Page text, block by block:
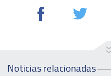
Noticias relacionadas